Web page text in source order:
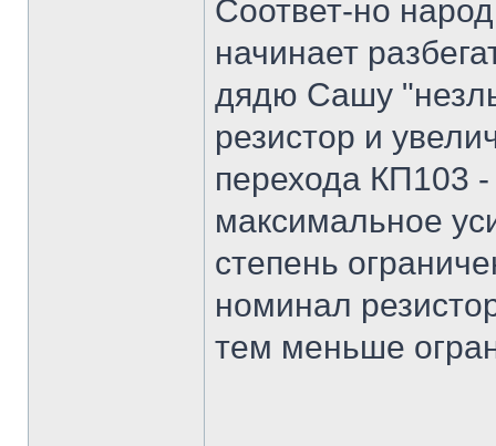
Соответ-но
начинает
дядю Сашу
резистор и
перехода КП103
максимальное
степень
номинал
тем меньше